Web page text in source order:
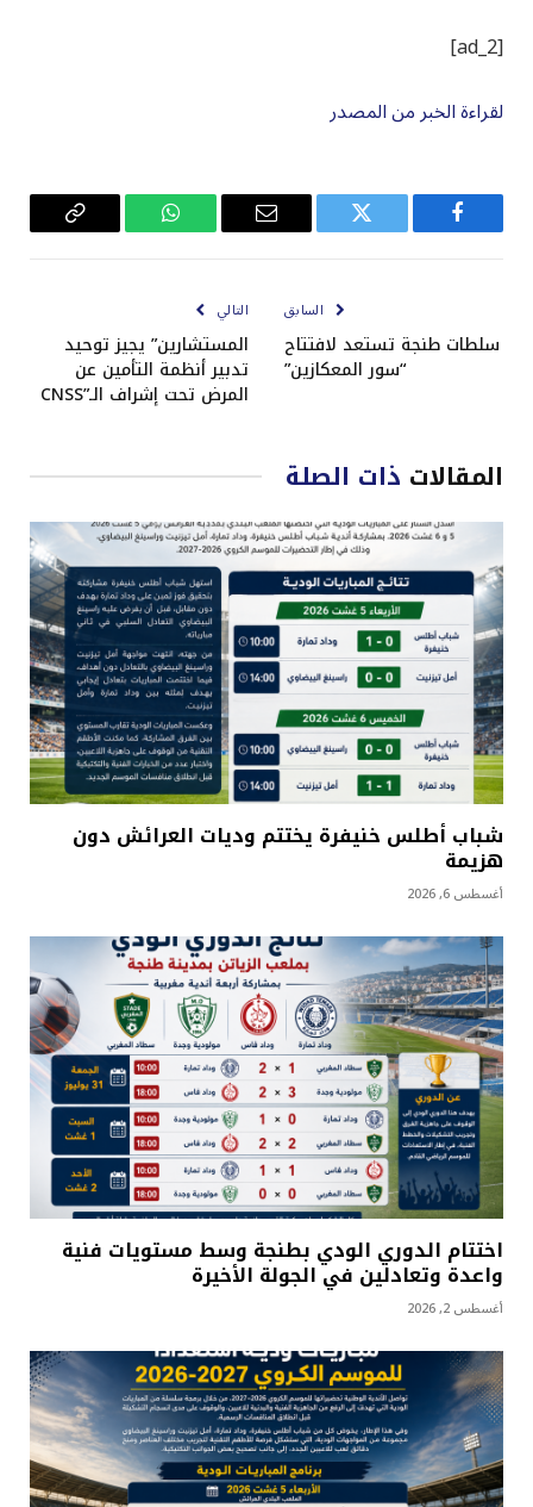
[ad_2]
لقراءة الخبر من المصدر
فيسبوك تويتر
البريد
واتساب
Copy
السابق
سلطات طنجة تستعد لافتتاح
“سور المعكازين”
التالي
المستشارين” يجيز توحيد
تدبير أنظمة التأمين عن
المرض تحت إشراف الـ”CNSS
المقالات ذات الصلة
شباب أطلس خنيفرة يختتم وديات العرائش دون
هزيمة
أغسطس 6, 2026
اختتام الدوري الودي بطنجة وسط مستويات فنية
واعدة وتعادلين في الجولة الأخيرة
أغسطس 2, 2026